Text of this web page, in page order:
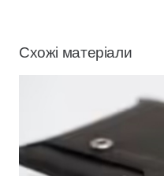
Схожі матеріали